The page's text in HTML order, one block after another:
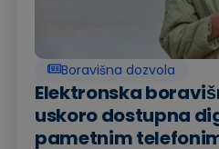
Boravišna dozvola
Elektronska
uskoro dostupna
pametnim